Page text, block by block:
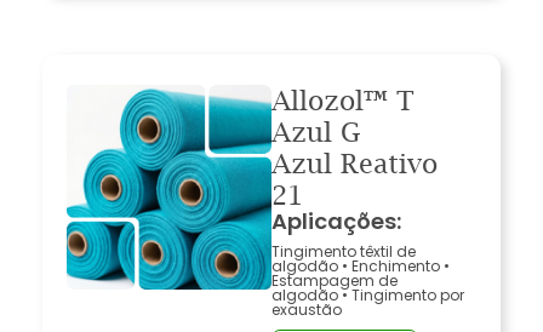
Allozol™ T
Azul G
Azul Reativo
21
Aplicações:
Tingimento têxtil de
algodão • Enchimento •
Estampagem de
algodão•Tingimento por
exaustão